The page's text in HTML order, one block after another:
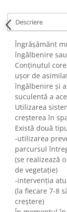
Ingrasaminte
Ingrasaminte
Ingrasaminte
Ingrasaminte
Casa, Gradina
Accesorii agricole
Accesorii gard
Accesorii irigat
Araci/ Suporti
Candele /
Carabine/ carlige
Diverse casa si
Diverse
Echipament
Descriere
Îngrășământ
îngălbenire
Conținutul
ușor de
îngălbenire și
suculentă a
Utilizarea
creșterea în
Există două
-utilizarea
parcursul
(se realizează
de vegetație)
-intervenția
(la fiecare 7-8
creștere)